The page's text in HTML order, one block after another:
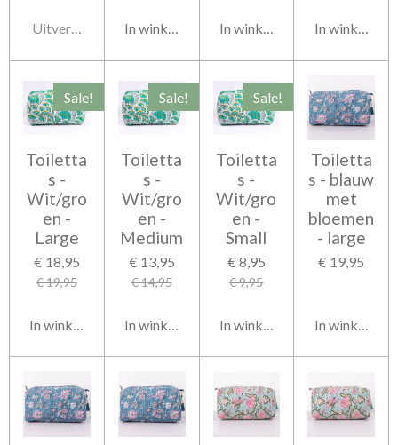
Uitverkocht In winkelwagen In winkelwagen In
Sale!
Toiletta
s -
Wit/gro
en -
Large
€ 18,95
€ 19,95
In winkelwagen
Sale!
Toiletta
s -
Wit/gro
en -
Medium
€ 13,95
€ 14,95
In winkelwagen
Sale!
Toiletta
s -
Wit/gro
en -
Small
€ 8,95
€ 9,95
In winkelwagen
Toiletta
s - blauw
met
bloemen
- large
€ 19,95
In